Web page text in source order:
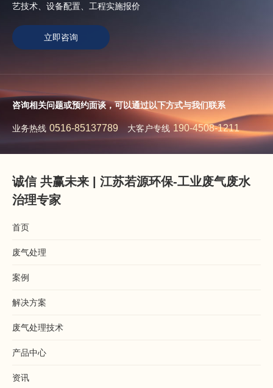
艺技术、设备配置、工程实施报价
立即咨询
咨询相关问题或预约面谈，可以通过以下方式与我们联系
业务热线 0516-85137789 大客户专线 190-4508-1211
诚信 共赢未来 | 江苏若源环保-工业废气废水
治理专家
首页
废气处理
案例
解决方案
废气处理技术
产品中心
资讯